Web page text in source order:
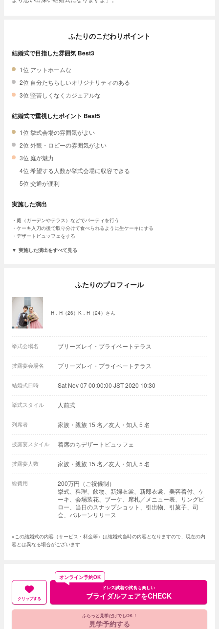
ふたりのこだわりポイント
結婚式で目指した雰囲気 Best3
1位 アットホームな
2位 自分たちらしいオリジナリティのある
3位 堅苦しくなくカジュアルな
結婚式で重視したポイント Best5
1位 挙式会場の雰囲気がよい
2位 外観・ロビーの雰囲気がよい
3位 庭が魅力
4位 希望する人数が挙式会場に収容できる
5位 交通が便利
実施した演出
庭（ガーデンやテラス）などでパーティを行う
ケーキ入刀の後で取り分けて食べられるように生ケーキにする
デザートビュッフェをする
実施した演出をすべて見る
ふたりのプロフィール
H．H（26）K．H（24）さん
挙式会場名 ブリーズレイ・プライベートテラス
披露宴会場名 ブリーズレイ・プライベートテラス
結婚式日時 Sat Nov 07 00:00:00 JST 2020 10:30
挙式スタイル 人前式
列席者 家族・親族 15 名／友人・知人 5 名
披露宴スタイル 着席のちデザートビュッフェ
披露宴人数 家族・親族 15 名／友人・知人 5 名
総費用
200万円（ご祝儀制）
挙式、料理、飲物、新婦衣裳、新郎衣裳、美容着付、ケ
ーキ、会場装花、ブーケ、席札／メニュー表、リングピ
ロー、当日のスナップショット、引出物、引菓子、司
会、バルーンリリース
※この結婚式の内容（サービス・料金等）は結婚式当時の内容となりますので、現在の内
容とは異なる場合がございます
クリップする
ドレス試着や試食も楽しい
ブライダルフェアをCHECK
オンライン予約OK
ふらっと見学だけでもOK！
見学予約する